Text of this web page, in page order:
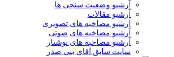
آرشیو وضعیت سنجی ها
آرشیو مقالات
آرشیو مصاخبه های تصویری
آرشیو مصاخبه های صوتی
آرشیو مصاخبه های نوشتار
سایت سابق آقای بنی صدر